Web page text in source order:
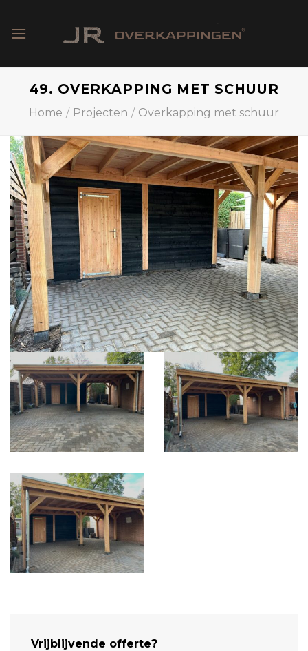
content
49. OVERKAPPING MET SCHUUR
Home / Projecten / Overkapping met schuur
Vrijblijvende offerte?